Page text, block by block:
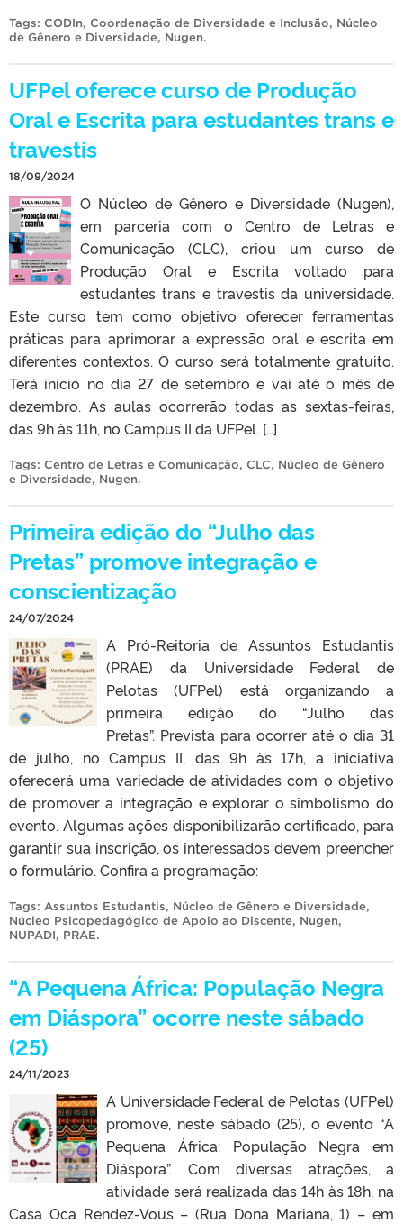
Tags: CODIn, Coordenação de Diversidade e Inclusão, Núcleo
de Gênero e Diversidade, Nugen.
UFPel oferece curso de Produção
Oral e Escrita para estudantes trans e
travestis
18/09/2024
O Núcleo de Gênero e Diversidade (Nugen),
em parceria com o Centro de Letras e
Comunicação (CLC), criou um curso de
Produção Oral e Escrita voltado para
estudantes trans e travestis da universidade.
Este curso tem como objetivo oferecer ferramentas
práticas para aprimorar a expressão oral e escrita em
diferentes contextos. O curso será totalmente gratuito.
Terá início no dia 27 de setembro e vai até o mês de
dezembro. As aulas ocorrerão todas as sextas-feiras,
das 9h às 11h, no Campus II da UFPel. […]
Tags: Centro de Letras e Comunicação, CLC, Núcleo de Gênero
e Diversidade, Nugen.
Primeira edição do “Julho das
Pretas” promove integração e
conscientização
24/07/2024
A Pró-Reitoria de Assuntos Estudantis
(PRAE) da Universidade Federal de
Pelotas (UFPel) está organizando a
primeira edição do “Julho das
Pretas”. Prevista para ocorrer até o dia 31
de julho, no Campus II, das 9h às 17h, a iniciativa
oferecerá uma variedade de atividades com o objetivo
de promover a integração e explorar o simbolismo do
evento. Algumas ações disponibilizarão certificado, para
garantir sua inscrição, os interessados devem preencher
o formulário. Confira a programação:
Tags: Assuntos Estudantis, Núcleo de Gênero e Diversidade,
Núcleo Psicopedagógico de Apoio ao Discente, Nugen,
NUPADI, PRAE.
“A Pequena África: População Negra
em Diáspora” ocorre neste sábado
(25)
24/11/2023
A Universidade Federal de Pelotas (UFPel)
promove, neste sábado (25), o evento “A
Pequena África: População Negra em
Diáspora”. Com diversas atrações, a
atividade será realizada das 14h às 18h, na
Casa Oca Rendez-Vous – (Rua Dona Mariana, 1) – em